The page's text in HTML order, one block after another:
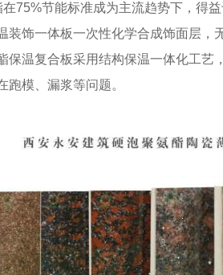
75%节能标准成为主流趋势下，得
装饰一体板一次性化学合成饰面层，
保温复合板采用结构保温一体化工艺
跑模、漏浆等问题。